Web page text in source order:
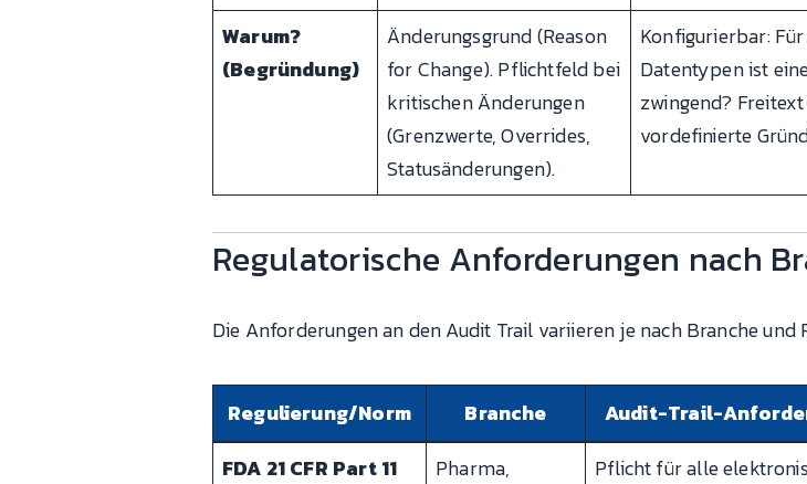
Warum?
(Begründung)
Änderungsgrund (Reason
for Change). Pflichtfeld bei
kritischen Änderungen
(Grenzwerte, Overrides,
Statusänderungen).
Konfigurierbar:
Datentypen ist
zwingend?
vordefinierte
Regulatorische Anforderungen nach
Die Anforderungen an den Audit Trail variieren je nach Branche und
Regulierung/Norm Branche Audit-Trail-
FDA 21 CFR Part 11
Pharma,
Pflicht für alle